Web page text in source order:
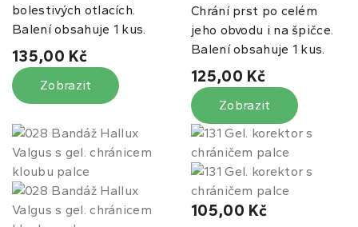
bolestivých otlacích.
Balení obsahuje 1 kus.
135,00 Kč
Zobrazit
Chrání prst po celém
jeho obvodu i na špičce.
Balení obsahuje 1 kus.
125,00 Kč
Zobrazit
105,00 Kč